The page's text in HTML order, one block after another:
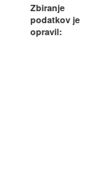
Zbiranje
podatkov je
opravil: